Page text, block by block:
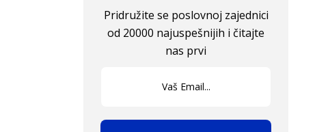
Pridružite se poslovnoj zajednici
od 20000 najuspešnijih i čitajte
nas prvi